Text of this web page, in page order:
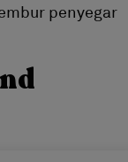
penyegar